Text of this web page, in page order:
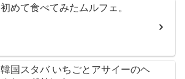
初めて食べてみたムルフェ。
韓国スタバ いちごとアサイーのヘ